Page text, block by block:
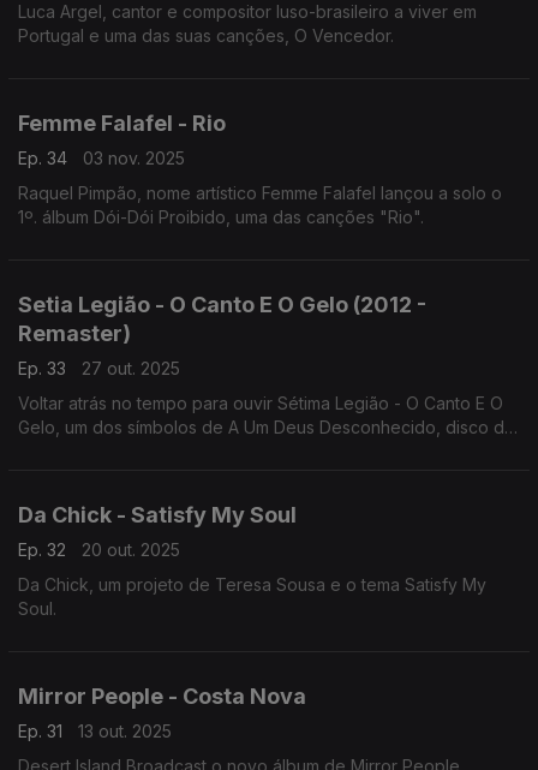
Luca Argel, cantor e compositor luso-brasileiro a viver em
Portugal e uma das suas canções, O Vencedor.
Femme Falafel - Rio
Ep. 34
03 nov. 2025
Raquel Pimpão, nome artístico Femme Falafel lançou a solo o
1º. álbum Dói-Dói Proibido, uma das canções "Rio".
Setia Legião - O Canto E O Gelo (2012 -
Remaster)
Ep. 33
27 out. 2025
Voltar atrás no tempo para ouvir Sétima Legião - O Canto E O
Gelo, um dos símbolos de A Um Deus Desconhecido, disco de
Da Chick - Satisfy My Soul
Ep. 32
20 out. 2025
Da Chick, um projeto de Teresa Sousa e o tema Satisfy My
Soul.
Mirror People - Costa Nova
Ep. 31
13 out. 2025
Desert Island Broadcast,o novo álbum de Mirror People,